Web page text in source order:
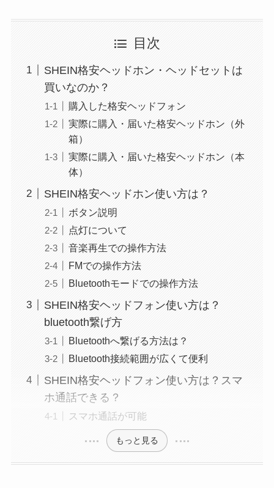
目次
SHEIN格安ヘッドホン・ヘッドセットは
買いなのか？
購入した格安ヘッドフォン
実際に購入・届いた格安ヘッドホン（外
箱）
実際に購入・届いた格安ヘッドホン（本
体）
SHEIN格安ヘッドホン使い方は？
ボタン説明
点灯について
音楽再生での操作方法
FMでの操作方法
Bluetoothモードでの操作方法
SHEIN格安ヘッドフォン使い方は？
bluetooth繋げ方
Bluetoothへ繋げる方法は？
Bluetooth接続範囲が広くて便利
SHEIN格安ヘッドフォン使い方は？スマ
ホ通話できる？
スマホ通話が可能
もっと見る